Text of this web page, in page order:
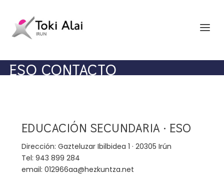
ESO CONTACTO
EDUCACIÓN SECUNDARIA · ESO
Dirección: Gazteluzar Ibilbidea 1 · 20305 Irún
Tel: 943 899 284
email: 012966aa@hezkuntza.net